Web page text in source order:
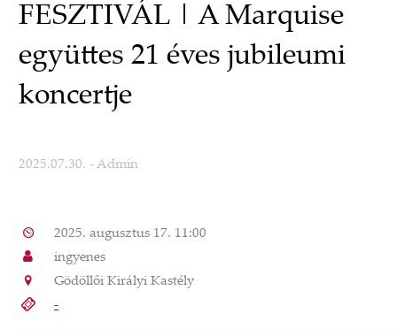
FESZTIVÁL | A Marquise
együttes 21 éves jubileumi
koncertje
2025.07.30. - Admin
2025. augusztus 17. 11:00
ingyenes
Gödöllői Királyi Kastély
-